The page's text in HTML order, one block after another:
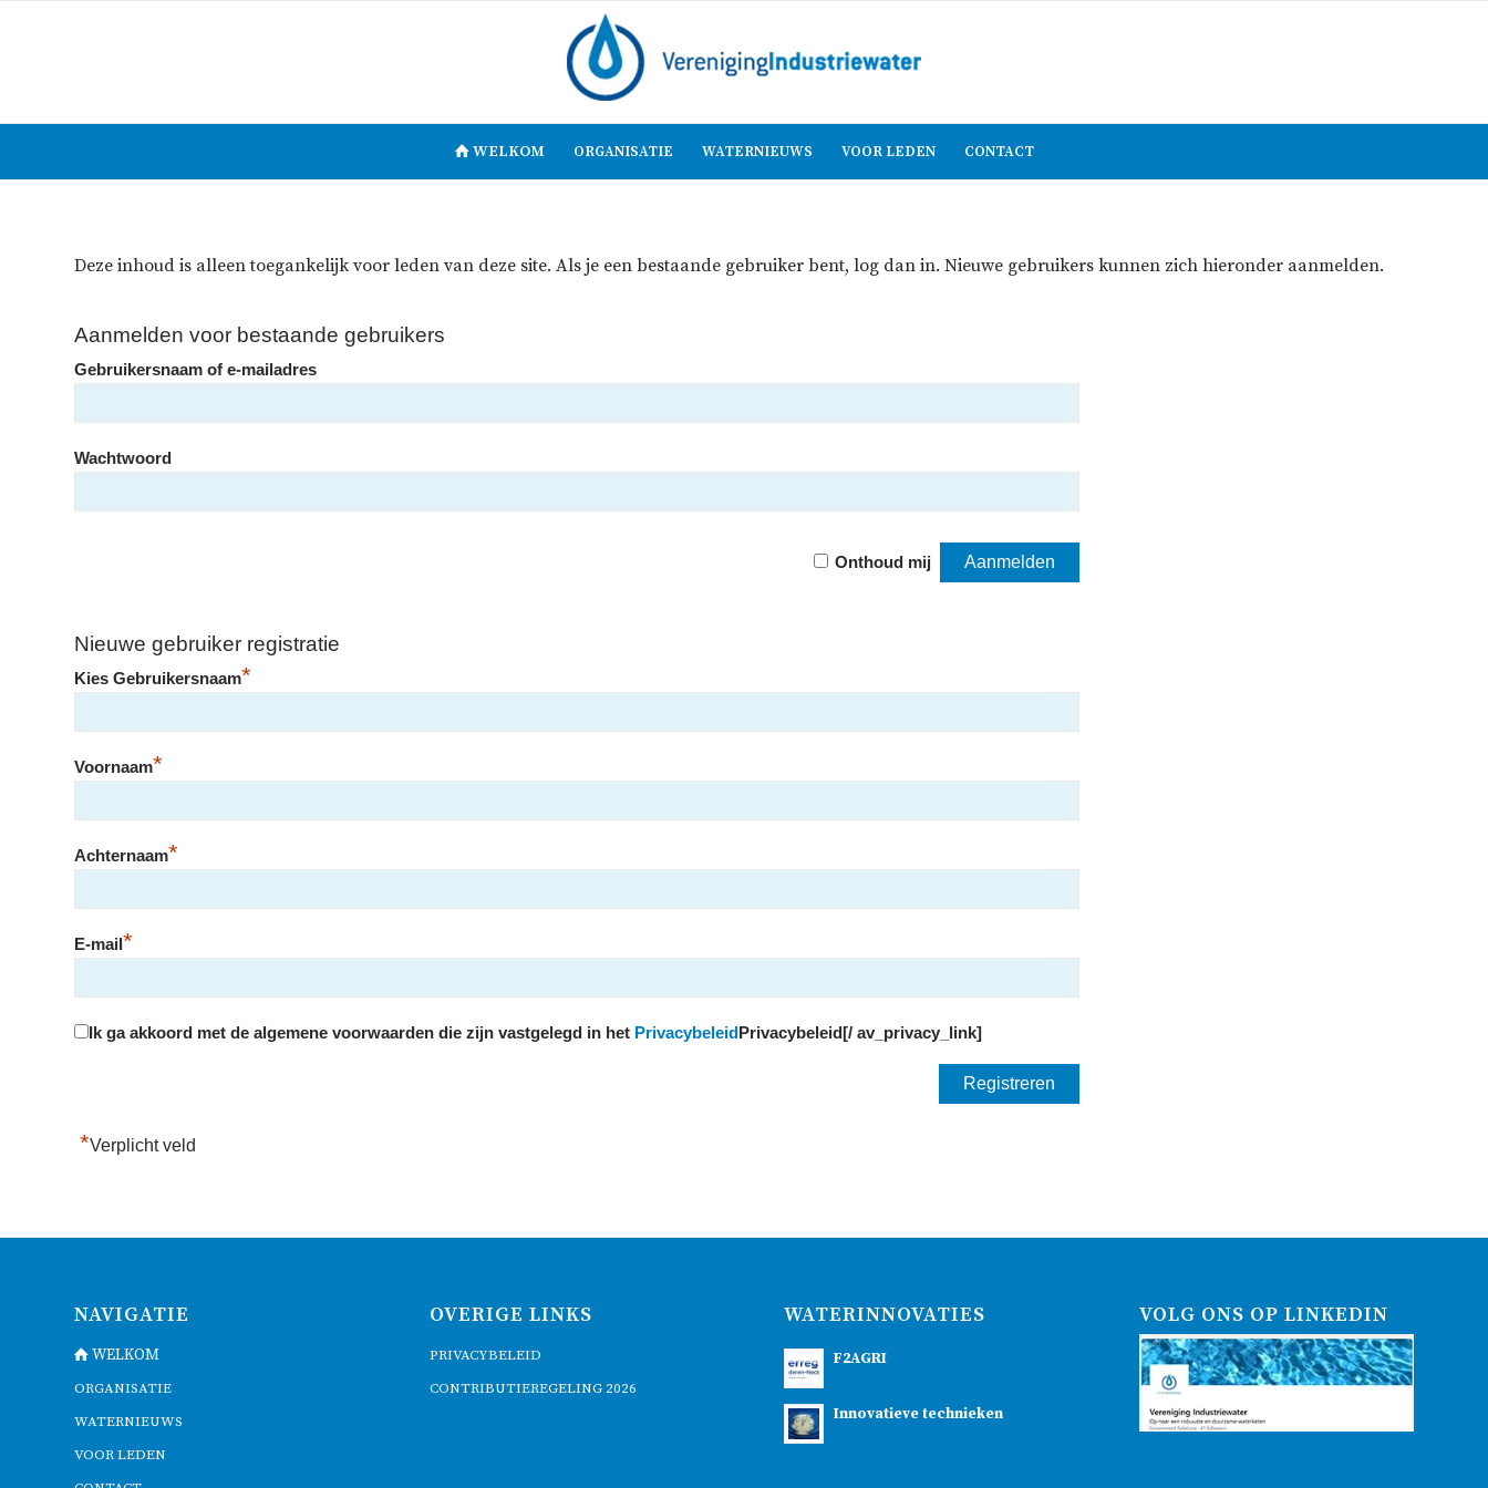
WELKOM ORGANISATIE WATERNIEUWS VOOR LEDEN CONTACT
Deze inhoud is alleen toegankelijk voor leden van deze site. Als je een bestaande gebruiker bent, log dan in. Nieuwe gebruikers kunnen zich hieronder aanmelden.
Aanmelden voor bestaande gebruikers
Gebruikersnaam of e-mailadres
Wachtwoord
Onthoud mij
Nieuwe gebruiker registratie
Kies Gebruikersnaam*
Voornaam*
Achternaam*
E-mail*
Ik ga akkoord met de algemene voorwaarden die zijn vastgelegd in het PrivacybeleidPrivacybeleid[/ av_privacy_link]
*Verplicht veld
NAVIGATIE
WELKOM
ORGANISATIE
WATERNIEUWS
VOOR LEDEN
OVERIGE LINKS
PRIVACYBELEID
CONTRIBUTIEREGELING 2026
WATERINNOVATIES
F2AGRI
Innovatieve technieken
VOLG ONS OP LINKEDIN